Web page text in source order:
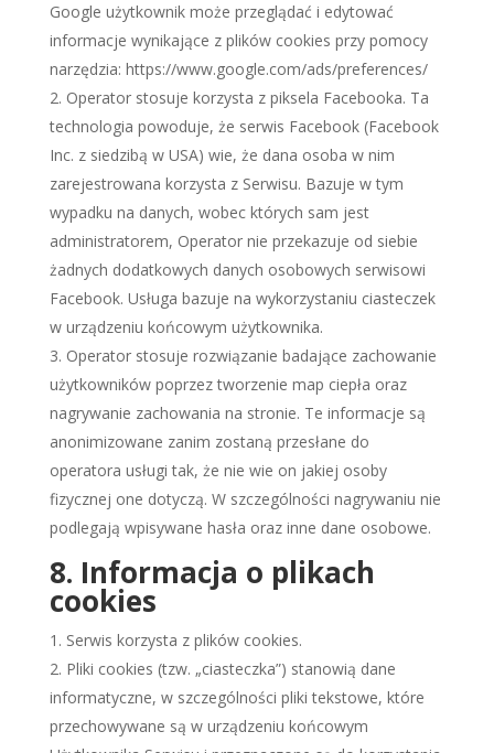
Google użytkownik może przeglądać i edytować
informacje wynikające z plików cookies przy pomocy
narzędzia: https://www.google.com/ads/preferences/
Operator stosuje korzysta z piksela Facebooka. Ta
technologia powoduje, że serwis Facebook (Facebook
Inc. z siedzibą w USA) wie, że dana osoba w nim
zarejestrowana korzysta z Serwisu. Bazuje w tym
wypadku na danych, wobec których sam jest
administratorem, Operator nie przekazuje od siebie
żadnych dodatkowych danych osobowych serwisowi
Facebook. Usługa bazuje na wykorzystaniu ciasteczek
w urządzeniu końcowym użytkownika.
Operator stosuje rozwiązanie badające zachowanie
użytkowników poprzez tworzenie map ciepła oraz
nagrywanie zachowania na stronie. Te informacje są
anonimizowane zanim zostaną przesłane do
operatora usługi tak, że nie wie on jakiej osoby
fizycznej one dotyczą. W szczególności nagrywaniu nie
podlegają wpisywane hasła oraz inne dane osobowe.
8. Informacja o plikach
cookies
Serwis korzysta z plików cookies.
Pliki cookies (tzw. „ciasteczka”) stanowią dane
informatyczne, w szczególności pliki tekstowe, które
przechowywane są w urządzeniu końcowym